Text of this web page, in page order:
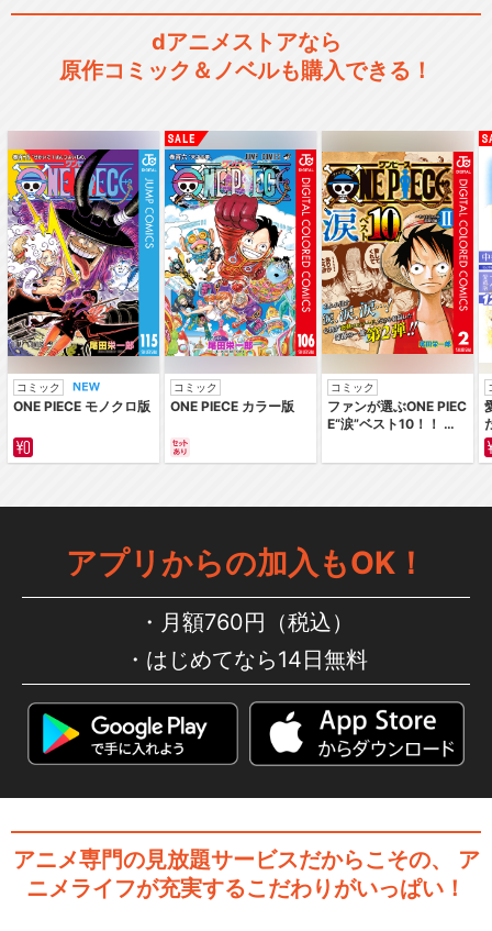
dアニメストアなら
原作コミック＆ノベルも購入できる！
コミック
ONE PIECE モノクロ版
コミック
ONE PIECE カラー版
コミック
ファンが選ぶONE PIEC
E“涙”ベスト10！！ ～
編～ カラー版
アプリからの加入もOK！
月額760円（税込）
はじめてなら14日無料
アニメ専門の見放題サービスだからこその、
ア
ニメライフが充実するこだわりがいっぱい！